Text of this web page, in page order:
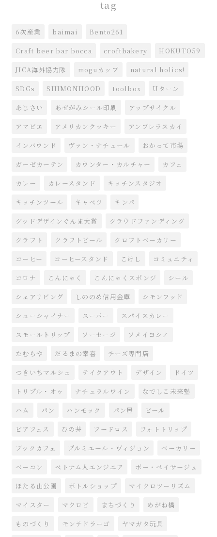
tag
6次産業 baimai Bento261
Craft beer bar bocca croftbakery HOKUTO59
JICA海外協力隊 moguカップ natural holics!
SDGs SHIMONHOOD toolbox Uターン
あじさい あぜがみシール印刷 アップサイクル
アマビエ アメリカンクッキー アンブレラスカイ
インバウンド ヴァン・ナチュール おかって市場
ガーゼカーテン カウンター・カルチャー カフェ
カレー カレースタンド キッチンスタジオ
キッチンツール キャベツ キンパ
グッドデザインぐんま大賞 クラウドファンディング
クラフト クラフトビール クロフトベーカリー
コーヒー コーヒースタンド こけし コミュニティ
コロナ こんにゃく こんにゃくスポンジ シール
シェアリビング しののめ信用金庫 シモンフッド
シューシャイナー スーパー スパイスカレー
スモールトリップ ソーセージ ソメイヨシノ
たむらや だるまの幸喜 チーズ専門店
つきいちマルシェ テイクアウト デザイン ドイツ
トリプル・オゥ ナチュラルワイン なでしこ未来塾
ハム パン ハンモック パン屋 ビール
ビアフェス ひの芽 フードロス フォトトリップ
ブックカフェ プルミエール・ヴィジョン ベーカリー
ベーコン ベトナム人エンジニア ボー・ペイサージュ
ほたる山公園 ボトルショップ マイクロツーリズム
マイスター マクロビ まちづくり めがね橋
ものづくり モンテドラーゴ ヤマガタ玩具